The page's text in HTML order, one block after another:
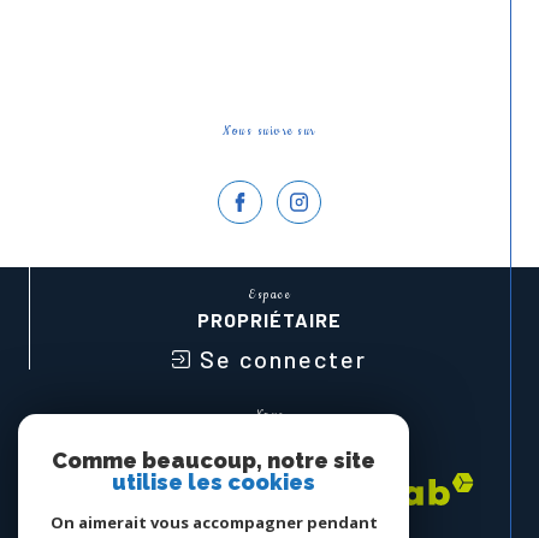
Nous suivre sur
Espace
PROPRIÉTAIRE
Se connecter
Nous
Comme beaucoup, notre site
utilise les cookies
On aimerait vous accompagner pendant